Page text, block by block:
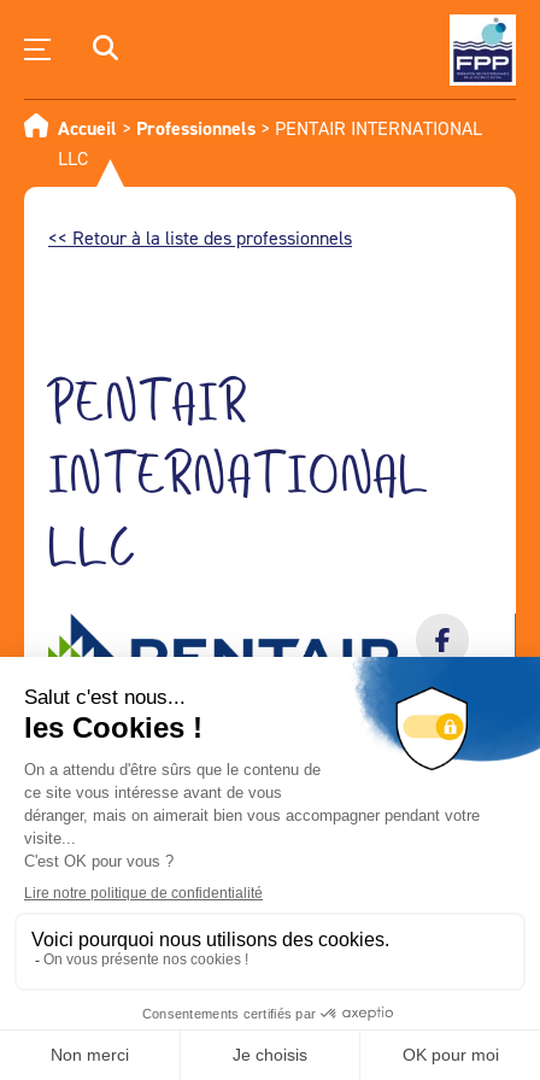
Accueil > Professionnels> PENTAIR INTERNATIONAL
LLC
<< Retour à la liste des professionnels
PENTAIR
INTERNATIONAL
LLC
Localisation
Déconnexion Mon compte